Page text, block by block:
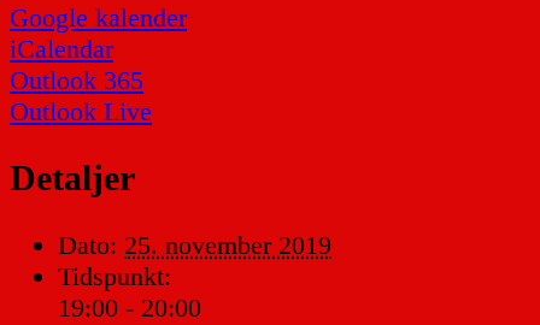
Google kalender
iCalendar
Outlook 365
Outlook Live
Detaljer
Dato: 25. november 2019
Tidspunkt:
19:00 - 20:00